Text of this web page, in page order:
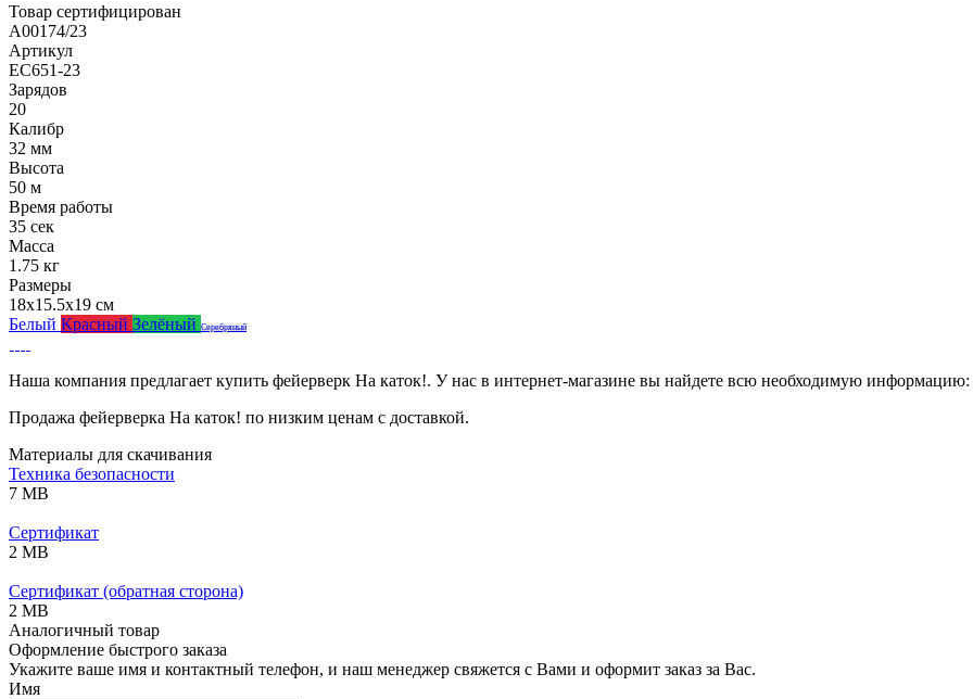
Товар сертифицирован
A00174/23
Артикул
ЕС651-23
Зарядов
20
Калибр
32 мм
Высота
50 м
Время работы
35 сек
Масса
1.75 кг
Размеры
18x15.5x19 см
Белый Красный Зелёный Серебряный
Наша компания предлагает купить фейерверк На каток!. У нас в интернет-магазине вы найдете всю необходимую
Продажа фейерверка На каток! по низким ценам с доставкой.
Материалы для скачивания
Техника безопасности
7 MB
Сертификат
2 MB
Сертификат (обратная сторона)
2 MB
Аналогичный товар
Оформление быстрого заказа
Укажите ваше имя и контактный телефон, и наш менеджер свяжется с Вами и оформит заказ за Вас.
Имя